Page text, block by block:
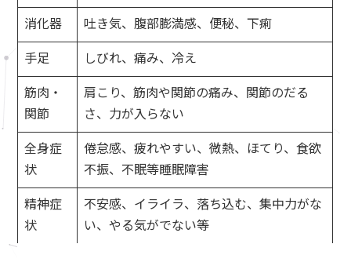
消化器 吐き気、腹部膨満感、便秘、下痢
手足 しびれ、痛み、冷え
筋肉・
関節
肩こり、筋肉や関節の痛み、関節のだる
さ、力が入らない
全身症
状
倦怠感、疲れやすい、微熱、ほてり、食欲
不振、不眠等睡眠障害
精神症
状
不安感、イライラ、落ち込む、集中力がな
い、やる気がでない等